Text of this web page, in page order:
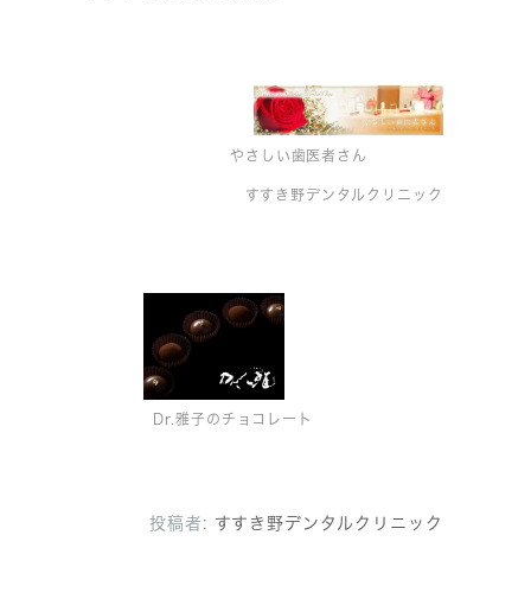
やさしい歯医者さん
すすき野デンタルクリニック
Dr.雅子のチョコレート
投稿者: すすき野デンタルクリニック